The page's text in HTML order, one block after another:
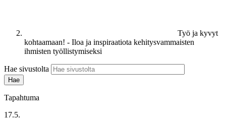
Työ ja kyvyt
kohtaamaan! - Iloa ja inspiraatiota kehitysvammaisten
ihmisten työllistymiseksi
Hae sivustolta
Tapahtuma
17.5.